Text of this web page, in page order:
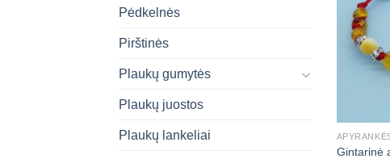
Pėdkelnės
Pirštinės
Plaukų gumytės
Plaukų juostos
Plaukų lankeliai
Gintarinė